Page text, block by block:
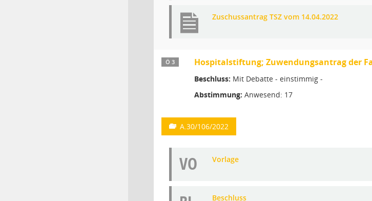
Zuschussantrag TSZ vom 14.04.2022
Ö 3 Hospitalstiftung; Zuwendungsantrag der
Beschluss: Mit Debatte - einstimmig -
Abstimmung: Anwesend: 17
A.30/106/2022
VO Vorlage
Beschluss